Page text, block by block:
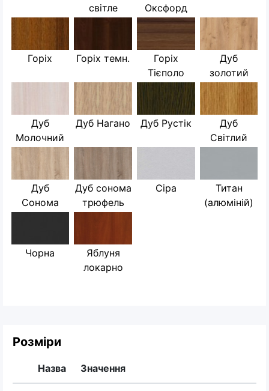
світле
Оксфорд
Горіх Горіх темн.
Горіх
Тієполо
Дуб
золотий
Дуб
Молочний
Дуб Нагано Дуб Рустік
Дуб
Світлий
Дуб
Сонома
Дуб сонома
трюфель
Сіра
Титан
(алюміній)
Чорна
Яблуня
локарно
Розміри
Назва Значення